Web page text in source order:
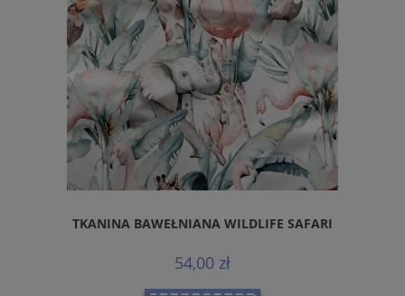
TKANINA BAWEŁNIANA WILDLIFE SAFARI
54,00 zł